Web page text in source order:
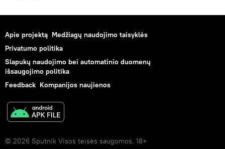
Apie projektą Medžiagų naudojimo taisyklės
Privatumo politika
Slapukų naudojimo bei automatinio duomenų
išsaugojimo politika
Feedback Kompanijos naujienos
© 2026 Sputnik Visos teisės saugomos. 18+